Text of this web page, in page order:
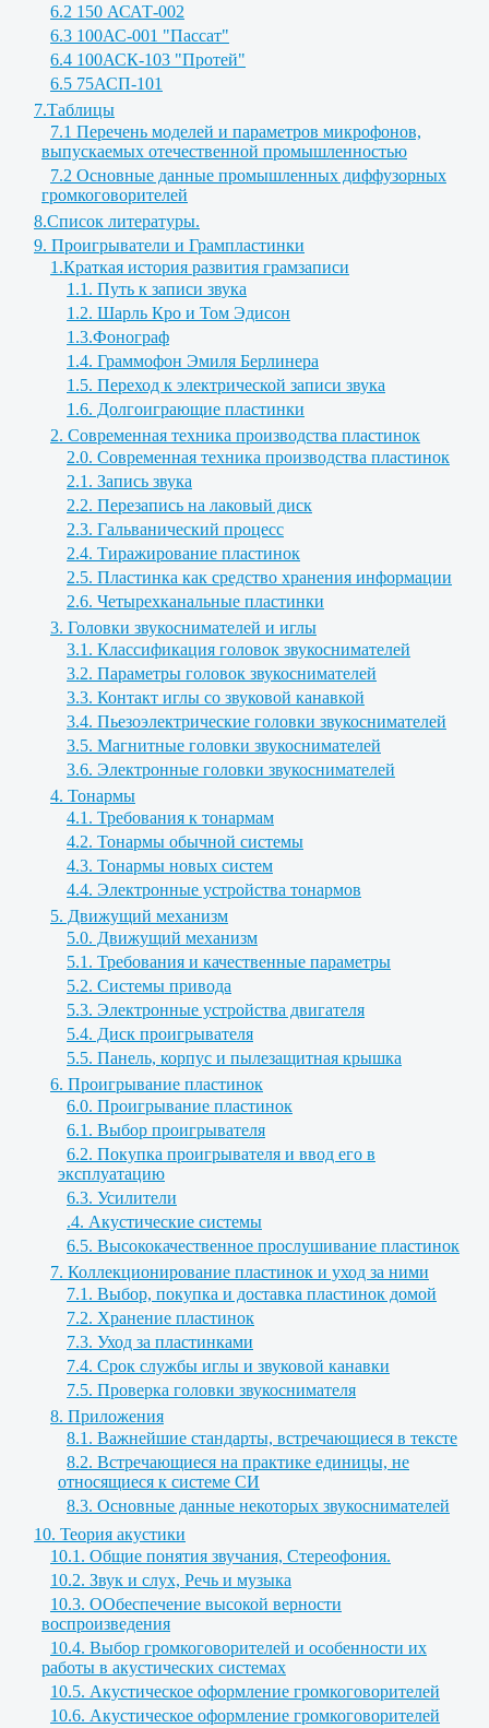
6.2 150 АСАТ-002
6.3 100АС-001 "Пассат"
6.4 100АСК-103 "Протей"
6.5 75АСП-101
7.Таблицы
7.1 Перечень моделей и параметров микрофонов,
выпускаемых отечественной промышленностью
7.2 Основные данные промышленных диффузорных
громкоговорителей
8.Список литературы.
9. Проигрыватели и Грампластинки
1.Краткая история развития грамзаписи
1.1. Путь к записи звука
1.2. Шарль Кро и Том Эдисон
1.3.Фонограф
1.4. Граммофон Эмиля Берлинера
1.5. Переход к электрической записи звука
1.6. Долгоиграющие пластинки
2. Современная техника производства пластинок
2.0. Современная техника производства пластинок
2.1. Запись звука
2.2. Перезапись на лаковый диск
2.3. Гальванический процесс
2.4. Тиражирование пластинок
2.5. Пластинка как средство хранения информации
2.6. Четырехканальные пластинки
3. Головки звукоснимателей и иглы
3.1. Классификация головок звукоснимателей
3.2. Параметры головок звукоснимателей
3.3. Контакт иглы со звуковой канавкой
3.4. Пьезоэлектрические головки звукоснимателей
3.5. Магнитные головки звукоснимателей
3.6. Электронные головки звукоснимателей
4. Тонармы
4.1. Требования к тонармам
4.2. Тонармы обычной системы
4.3. Тонармы новых систем
4.4. Электронные устройства тонармов
5. Движущий механизм
5.0. Движущий механизм
5.1. Требования и качественные параметры
5.2. Системы привода
5.3. Электронные устройства двигателя
5.4. Диск проигрывателя
5.5. Панель, корпус и пылезащитная крышка
6. Проигрывание пластинок
6.0. Проигрывание пластинок
6.1. Выбор проигрывателя
6.2. Покупка проигрывателя и ввод его в
эксплуатацию
6.3. Усилители
.4. Акустические системы
6.5. Высококачественное прослушивание пластинок
7. Коллекционирование пластинок и уход за ними
7.1. Выбор, покупка и доставка пластинок домой
7.2. Хранение пластинок
7.3. Уход за пластинками
7.4. Срок службы иглы и звуковой канавки
7.5. Проверка головки звукоснимателя
8. Приложения
8.1. Важнейшие стандарты, встречающиеся в тексте
8.2. Встречающиеся на практике единицы, не
относящиеся к системе СИ
8.3. Основные данные некоторых звукоснимателей
10. Теория акустики
10.1. Общие понятия звучания, Стереофония.
10.2. Звук и слух, Речь и музыка
10.3. ООбеспечение высокой верности
воспроизведения
10.4. Выбор громкоговорителей и особенности их
работы в акустических системах
10.5. Акустическое оформление громкоговорителей
10.6. Акустическое оформление громкоговорителей